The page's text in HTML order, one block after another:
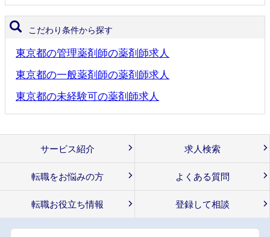
こだわり条件から探す
東京都の管理薬剤師の薬剤師求人
東京都の一般薬剤師の薬剤師求人
東京都の未経験可の薬剤師求人
サービス紹介 求人検索
転職をお悩みの方 よくある質問
転職お役立ち情報 登録して相談